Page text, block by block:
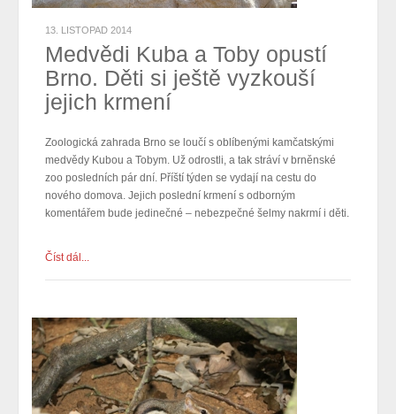
13. LISTOPAD 2014
Medvědi Kuba a Toby opustí
Brno. Děti si ještě vyzkouší
jejich krmení
Zoologická zahrada Brno se loučí s oblíbenými kamčatskými
medvědy Kubou a Tobym. Už odrostli, a tak stráví v brněnské
zoo posledních pár dní. Příští týden se vydají na cestu do
nového domova. Jejich poslední krmení s odborným
komentářem bude jedinečné – nebezpečné šelmy nakrmí i děti.
Číst dál...